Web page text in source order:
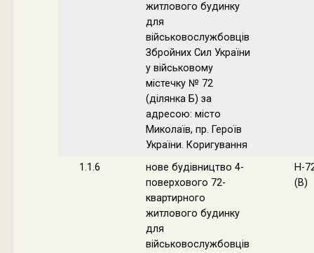
житлового будинку
для
військовослужбовців
Збройних Сил України
у військовому
містечку № 72
(ділянка Б) за
адресою: місто
Миколаїв, пр. Героїв
України. Коригування
1.1.6
нове будівництво 4-
поверхового 72-
квартирного
житлового будинку
для
військовослужбовців
Н-
(В)